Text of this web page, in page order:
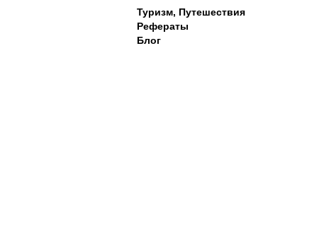
Туризм, Путешествия
Рефераты
Блог